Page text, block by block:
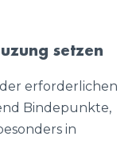
setzen
erforderlichen
Bindepunkte,
in